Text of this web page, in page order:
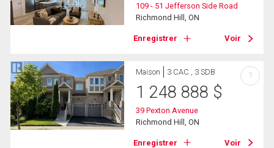
109 - 51 Jefferson Side Road
Richmond Hill, ON
Enregistrer Voir
Maison 3 CAC , 3 SDB
1 248 888 $
39 Pexton Avenue
Richmond Hill, ON
Enregistrer Voir
?